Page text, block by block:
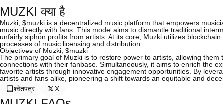
MUZKI क्या है
Muzki, $muzki is a decentralized music platform that empowers
music directly with fans. This model aims to dismantle traditional
unfairly siphon profits from artists. At its core, Muzki utilizes
processes of music licensing and distribution.
Objectives of Muzki, $muzki
The primary goal of Muzki is to restore power to artists, allowing
connections with their fanbase. Simultaneously, it aims to enrich the
favorite artists through innovative engagement opportunities. By
artists and fans alike, pioneering a shift towards an equitable and
श्वेतपत्र
X